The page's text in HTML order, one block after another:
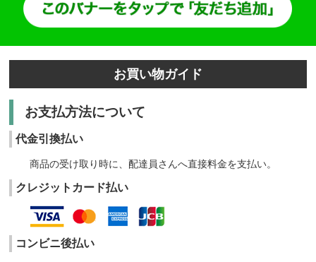
お買い物ガイド
お支払方法について
代金引換払い
商品の受け取り時に、配達員さんへ直接料金を支払い。
クレジットカード払い
コンビニ後払い